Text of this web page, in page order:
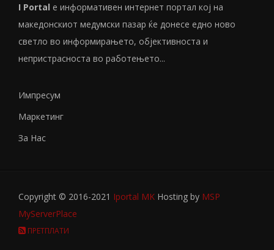
I Portal е информативен интернет портал кој на
македонскиот медумски пазар ќе донесе едно ново
светло во информирањето, објективноста и
непристрасноста во работењето...
Импресум
Маркетинг
За Нас
Copyright © 2016-2021 Iportal MK Hosting by MSP
MyServerPlace
ПРЕТПЛАТИ